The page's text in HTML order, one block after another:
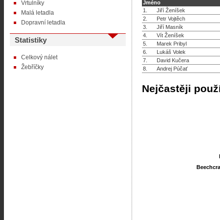
Vrtulníky
Malá letadla
Dopravní letadla
Statistiky
Celkový nálet
Žebříčky
Jméno
1.
Jiří Ženíšek
2.
Petr Vojtěch
3.
Jiří Masník
4.
Vít Ženíšek
5.
Marek Pribyl
6.
Lukáš Volek
7.
David Kučera
8.
Andrej Púčať
Nejčastěji